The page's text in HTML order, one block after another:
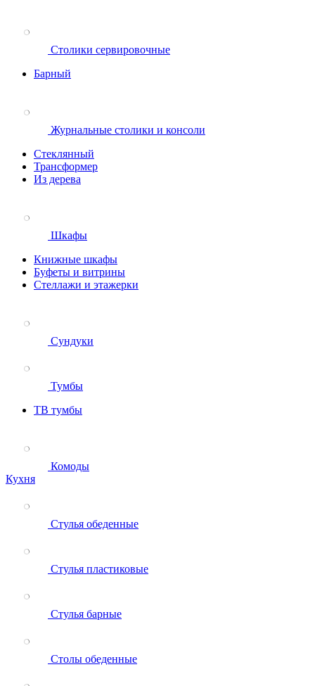
Столики сервировочные
Барный
Журнальные столики и консоли
Стеклянный
Трансформер
Из дерева
Шкафы
Книжные шкафы
Буфеты и витрины
Стеллажи и этажерки
Сундуки
Тумбы
ТВ тумбы
Комоды
Кухня
Стулья обеденные
Стулья пластиковые
Стулья барные
Столы обеденные